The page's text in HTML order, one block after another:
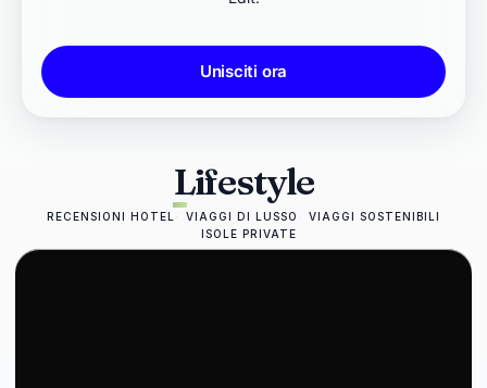
Unisciti ora
Lifestyle
RECENSIONI HOTEL VIAGGI DI LUSSO
VIAGGI SOSTENIBILI
ISOLE PRIVATE